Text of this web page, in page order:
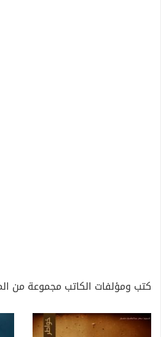
كتب ومؤلفات الكاتب مجموعة من